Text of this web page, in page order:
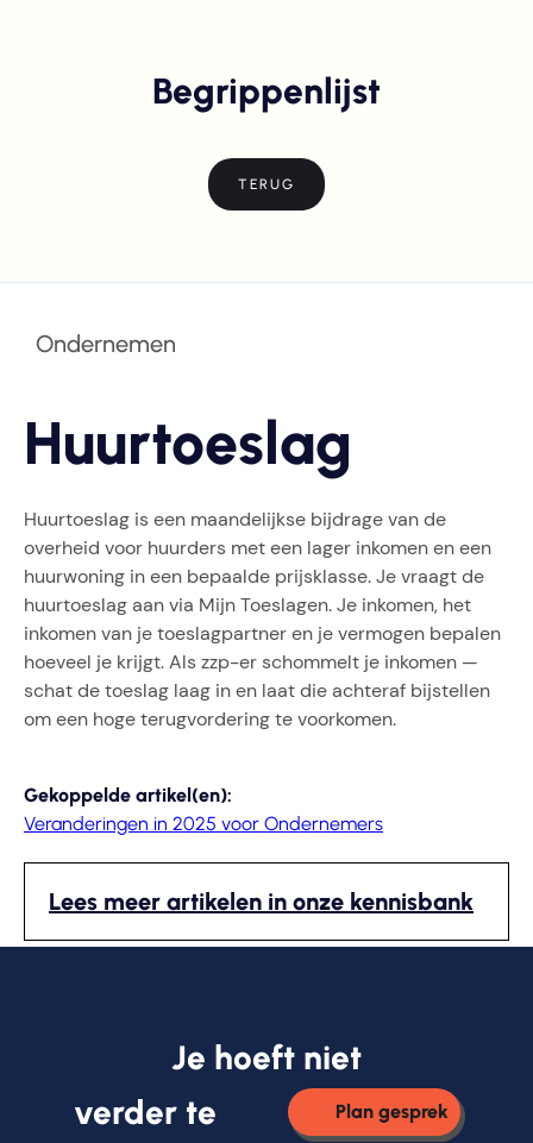
Begrippenlijst
TERUG
Ondernemen
Huurtoeslag
Huurtoeslag is een maandelijkse bijdrage van de
overheid voor huurders met een lager inkomen en een
huurwoning in een bepaalde prijsklasse. Je vraagt de
huurtoeslag aan via Mijn Toeslagen. Je inkomen, het
inkomen van je toeslagpartner en je vermogen bepalen
hoeveel je krijgt. Als zzp-er schommelt je inkomen —
schat de toeslag laag in en laat die achteraf bijstellen
om een hoge terugvordering te voorkomen.
Gekoppelde artikel(en):
Veranderingen in 2025 voor Ondernemers
Lees meer artikelen in onze kennisbank
Je hoeft niet
verder te
Plan gesprek